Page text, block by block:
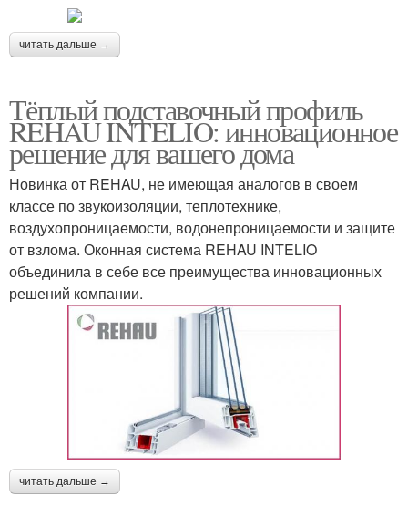
читать дальше →
Тёплый подставочный профиль
REHAU INTELIO: инновационное
решение для вашего дома
Новинка от REHAU, не имеющая аналогов в своем
классе по звукоизоляции, теплотехнике,
воздухопроницаемости, водонепроницаемости и защите
от взлома. Оконная система REHAU INTELIO
объединила в себе все преимущества инновационных
решений компании.
читать дальше →